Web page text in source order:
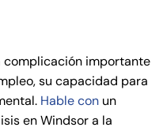
complicación importante
su capacidad para
Hable con un
en Windsor a la